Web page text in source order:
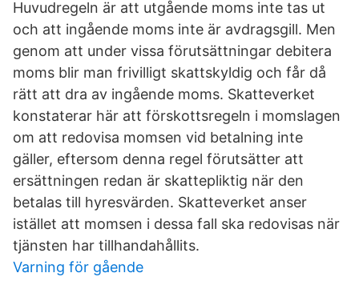
Huvudregeln är att utgående moms inte tas ut
och att ingående moms inte är avdragsgill. Men
genom att under vissa förutsättningar debitera
moms blir man frivilligt skattskyldig och får då
rätt att dra av ingående moms. Skatteverket
konstaterar här att förskottsregeln i momslagen
om att redovisa momsen vid betalning inte
gäller, eftersom denna regel förutsätter att
ersättningen redan är skattepliktig när den
betalas till hyresvärden. Skatteverket anser
istället att momsen i dessa fall ska redovisas när
tjänsten har tillhandahållits.
Varning för gående